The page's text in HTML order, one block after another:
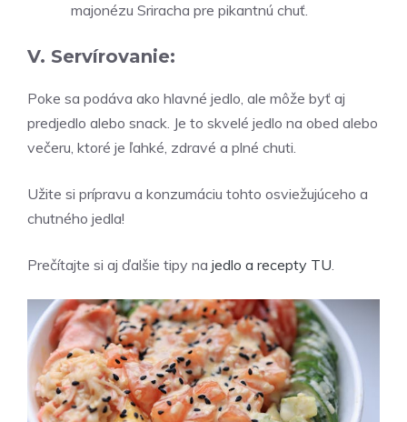
majonézu Sriracha pre pikantnú chuť.
V. Servírovanie:
Poke sa podáva ako hlavné jedlo, ale môže byť aj
predjedlo alebo snack. Je to skvelé jedlo na obed alebo
večeru, ktoré je ľahké, zdravé a plné chuti.
Užite si prípravu a konzumáciu tohto osviežujúceho a
chutného jedla!
Prečítajte si aj ďalšie tipy na jedlo a recepty TU.